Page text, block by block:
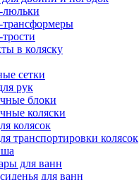
люльки
трансформеры
в коляску
сетки
рук
блоки
коляски
колясок
транспортировки колясок
для ванн
для ванн